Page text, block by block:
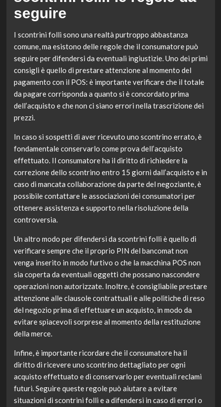
seguire
I scontrini folli sono una realtà purtroppo abbastanza
comune, ma esistono delle regole che il consumatore può
seguire per difendersi da eventuali ingiustizie. Uno dei primi
consigli è quello di prestare attenzione al momento del
pagamento con il POS: è importante verificare che il totale
da pagare corrisponda a quanto si è concordato prima
dell’acquisto e che non ci siano errori nella trascrizione dei
prezzi.
In caso si sospetti di aver ricevuto uno scontrino errato, è
fondamentale conservarlo come prova dell’acquisto
effettuato. Il consumatore ha il diritto di richiedere la
correzione dello scontrino entro 15 giorni dall’acquisto e in
caso di mancata collaborazione da parte del negoziante, è
possibile contattare le associazioni dei consumatori per
ottenere assistenza e supporto nella risoluzione della
controversia.
Un altro modo per difendersi da scontrini folli è quello di
verificare sempre che il proprio PIN del bancomat non
venga inserito in modo furtivo o che la macchina POS non
sia coperta da eventuali oggetti che possano nascondere
operazioni non autorizzate. Inoltre, è consigliabile prestare
attenzione alle clausole contrattuali e alle politiche di reso
del negozio prima di effettuare un acquisto, in modo da
evitare spiacevoli sorprese al momento della restituzione
della merce.
Infine, è importante ricordare che il consumatore ha il
diritto di ricevere uno scontrino dettagliato per ogni
acquisto effettuato e di conservarlo per eventuali reclami
futuri. Seguire queste regole può aiutare a evitare
situazioni di scontrini folli e a difendersi in caso di errori o